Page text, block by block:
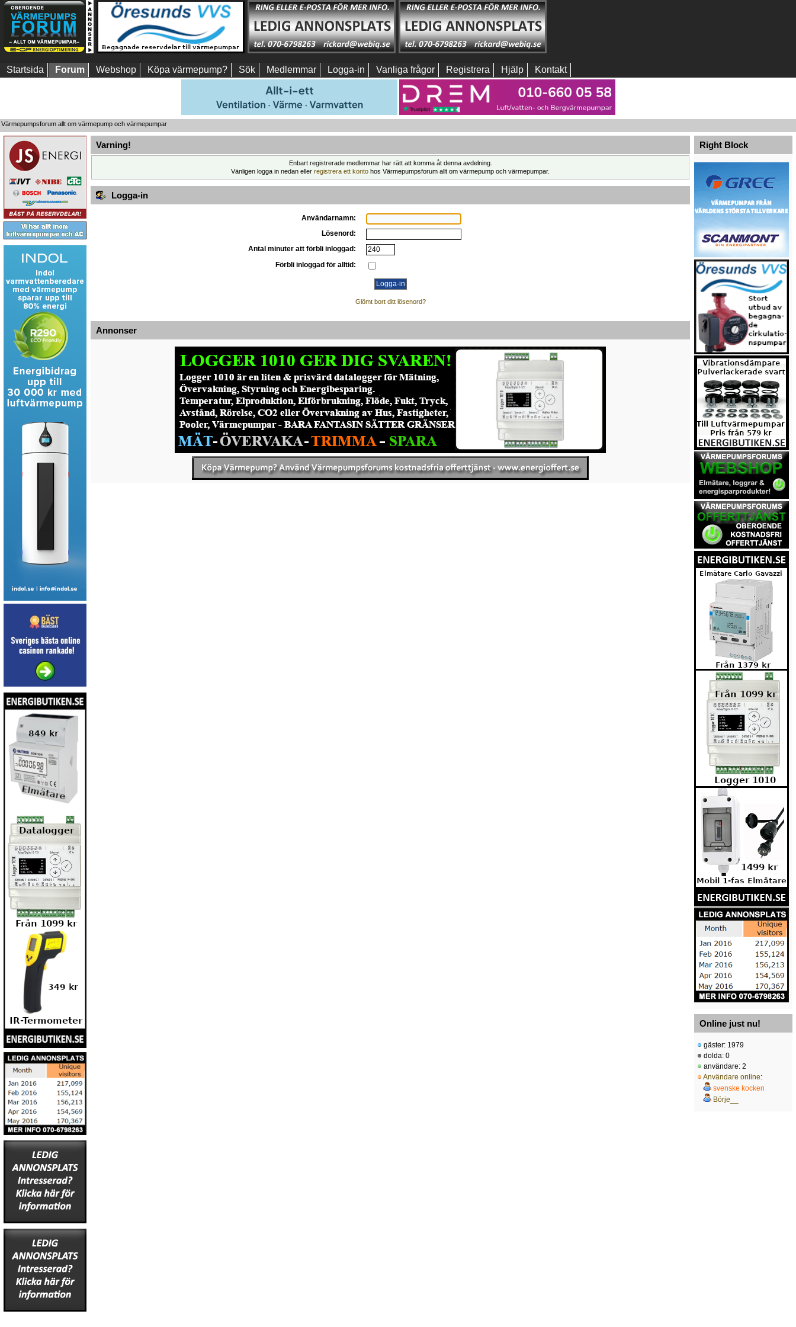
Startsida Forum Webshop Köpa värmepump? Sök Medlemmar Logga-in Vanliga frågor Registrera Hjälp Kontakt
Värmepumpsforum allt om värmepump och värmepumpar
Varning!
Enbart registrerade medlemmar har rätt att komma åt denna avdelning.
Vänligen logga in nedan eller registrera ett konto hos Värmepumpsforum allt om värmepump och värmepumpar.
Logga-in
Användarnamn:
Lösenord:
Antal minuter att förbli inloggad:
Förbli inloggad för alltid:
Glömt bort ditt lösenord?
Annonser
Right Block
Online just nu!
gäster: 1979
dolda: 0
användare: 2
Användare online:
svenske kocken
Börje__